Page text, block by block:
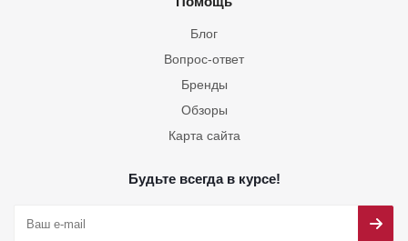
Блог
Вопрос-ответ
Бренды
Обзоры
Карта сайта
Будьте всегда в курсе!